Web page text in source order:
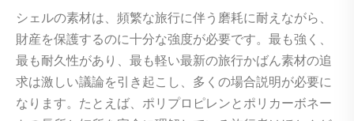
シェルの素材は、頻繁な旅行に伴う磨耗に耐えながら、
財産を保護するのに十分な強度が必要です。最も強く、
最も耐久性があり、最も軽い最新の旅行かばん素材の追
求は激しい議論を引き起こし、多くの場合説明が必要に
なります。たとえば、ポリプロピレンとポリカーボネー